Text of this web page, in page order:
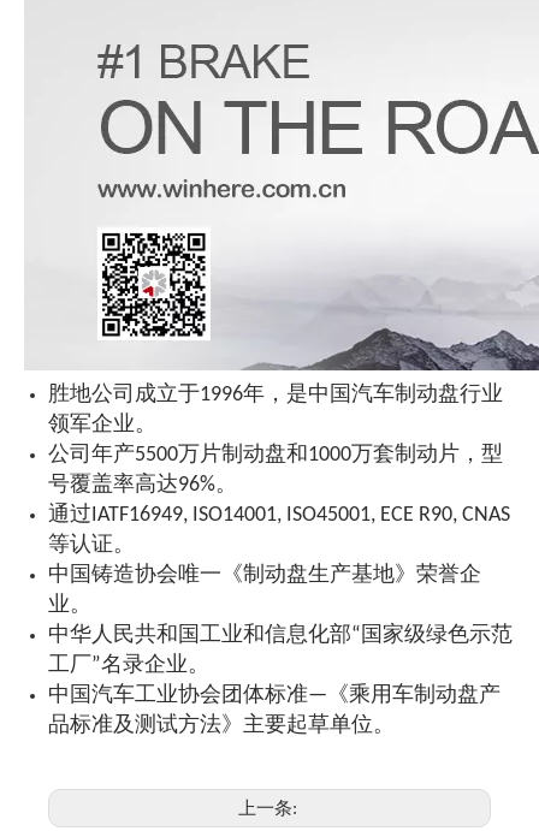
胜地公司成立于1996年，是中国汽车制动盘行业
领军企业。
公司年产5500万片制动盘和1000万套制动片，型
号覆盖率高达96%。
通过IATF16949, ISO14001, ISO45001, ECE R90, CNAS
等认证。
中国铸造协会唯一《制动盘生产基地》荣誉企
业。
中华人民共和国工业和信息化部“国家级绿色示范
工厂”名录企业。
中国汽车工业协会团体标准—《乘用车制动盘产
品标准及测试方法》主要起草单位。
上一条: